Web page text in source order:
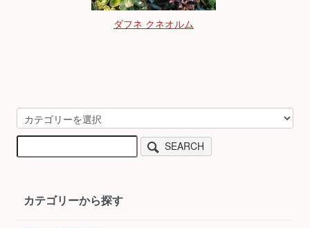
ダフネ クネオルム
SEARCH
カテゴリーから探す